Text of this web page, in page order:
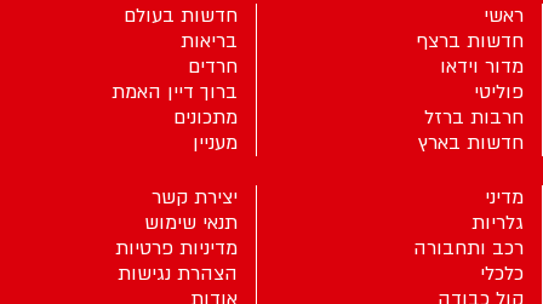
ראשי
חדשות ברצף
מדור וידאו
פוליטי
חרבות ברזל
חדשות בארץ
חדשות בעולם
בריאות
חרדים
ברוך דיין האמת
מתכונים
מעניין
מדיני
גלריות
רכב ותחבורה
כלכלי
קול כבודה
יצירת קשר
תנאי שימוש
מדיניות פרטיות
הצהרת נגישות
אודות